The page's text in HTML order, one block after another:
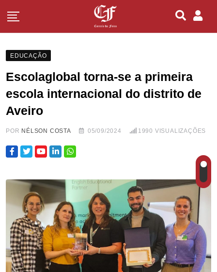
EDUCAÇÃO
Escolaglobal torna-se a primeira
escola internacional do distrito de
Aveiro
POR NÉLSON COSTA 05/09/2024 1990 VISUALIZAÇÕES